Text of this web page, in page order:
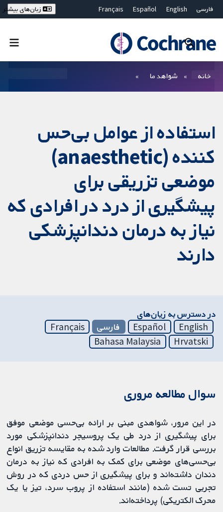
فارسی English
Español
Français
Bahasa Malaysia
ไทย
繁體中文
زبان‌های بیشتر
خانه شواهد ما
استفاده از عوامل بی‌حس
کننده (anaesthetic)
موضعی تزریقی برای
پیشگیری از درد در افرادی که
نیاز به درمان دندانپزشکی
دارند
در دسترس به زیان‌های
English
Español فارسی
Français
Hrvatski
Bahasa Malaysia
سوال مطالعه مروری
در این مرور، شواهدی مبنی بر ارائه بی‌حسی موضعی موفق
برای پیشگیری از درد طی یک پروسیجر دندانپزشکی مورد
بررسی قرار گرفت. مطالعات وارد شده به مقایسه تزریق انواع
بی‌حسی‌های موضعی برای کمک به افرادی که نیاز به درمان
دندان داشته‌اند و برای پیشگیری از حس دردی که در روش
تجربی تست شده (مانند استفاده از پروب سرد، تیز یا یک
محرک الکتریکی) پرداخته‌اند.